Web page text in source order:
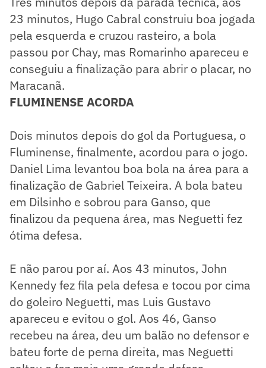
23 minutos, Hugo Cabral construiu boa jogada
pela esquerda e cruzou rasteiro, a bola
passou por Chay, mas Romarinho apareceu e
conseguiu a finalização para abrir o placar, no
Maracanã.
FLUMINENSE ACORDA
Dois minutos depois do gol da Portuguesa, o
Fluminense, finalmente, acordou para o jogo.
Daniel Lima levantou boa bola na área para a
finalização de Gabriel Teixeira. A bola bateu
em Dilsinho e sobrou para Ganso, que
finalizou da pequena área, mas Neguetti fez
ótima defesa.
E não parou por aí. Aos 43 minutos, John
Kennedy fez fila pela defesa e tocou por cima
do goleiro Neguetti, mas Luis Gustavo
apareceu e evitou o gol. Aos 46, Ganso
recebeu na área, deu um balão no defensor e
bateu forte de perna direita, mas Neguetti